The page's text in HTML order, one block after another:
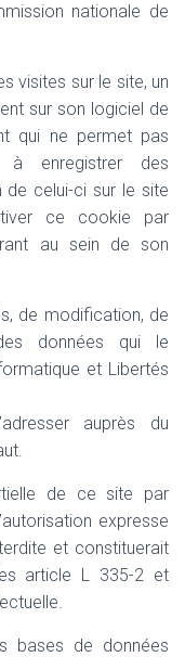
nationale de
visites sur le site, un
sur son logiciel de
qui ne permet pas
à enregistrer des
de celui-ci sur le site
ce cookie par
au sein de son
de modification, de
données qui le
et Libertés
auprès du
de ce site par
expresse
et constituerait
article L 335-2 et
bases de données